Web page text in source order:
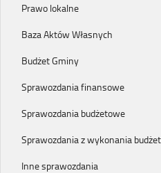
Prawo lokalne
Baza Aktów Własnych
Budżet Gminy
Sprawozdania finansowe
Sprawozdania budżetowe
Sprawozdania z wykonania
Inne sprawozdania